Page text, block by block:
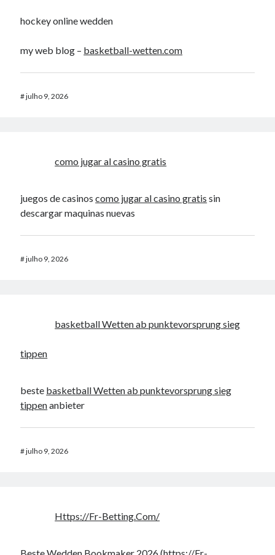
hockey online wedden
my web blog – basketball-wetten.com
#julho 9, 2026
como jugar al casino gratis
juegos de casinoscomo jugar al casino gratis sin
descargar maquinas nuevas
#julho 9, 2026
basketball Wetten ab punktevorsprung sieg
tippen
beste basketball Wetten ab punktevorsprung sieg
tippenanbieter
#julho 9, 2026
Https://Fr-Betting.Com/